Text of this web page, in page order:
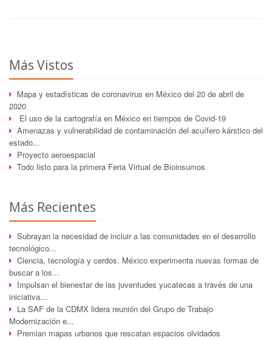
Más Vistos
Mapa y estadísticas de coronavirus en México del 20 de abril de
2020
El uso de la cartografía en México en tiempos de Covid-19
Amenazas y vulnerabilidad de contaminación del acuífero kárstico del
estado...
Proyecto aeroespacial
Todo listo para la primera Feria Virtual de Bioinsumos
Más Recientes
Subrayan la necesidad de incluir a las comunidades en el desarrollo
tecnológico...
Ciencia, tecnología y cerdos. México experimenta nuevas formas de
buscar a los...
Impulsan el bienestar de las juventudes yucatecas a través de una
iniciativa...
La SAF de la CDMX lidera reunión del Grupo de Trabajo
Modernización e...
Premian mapas urbanos que rescatan espacios olvidados